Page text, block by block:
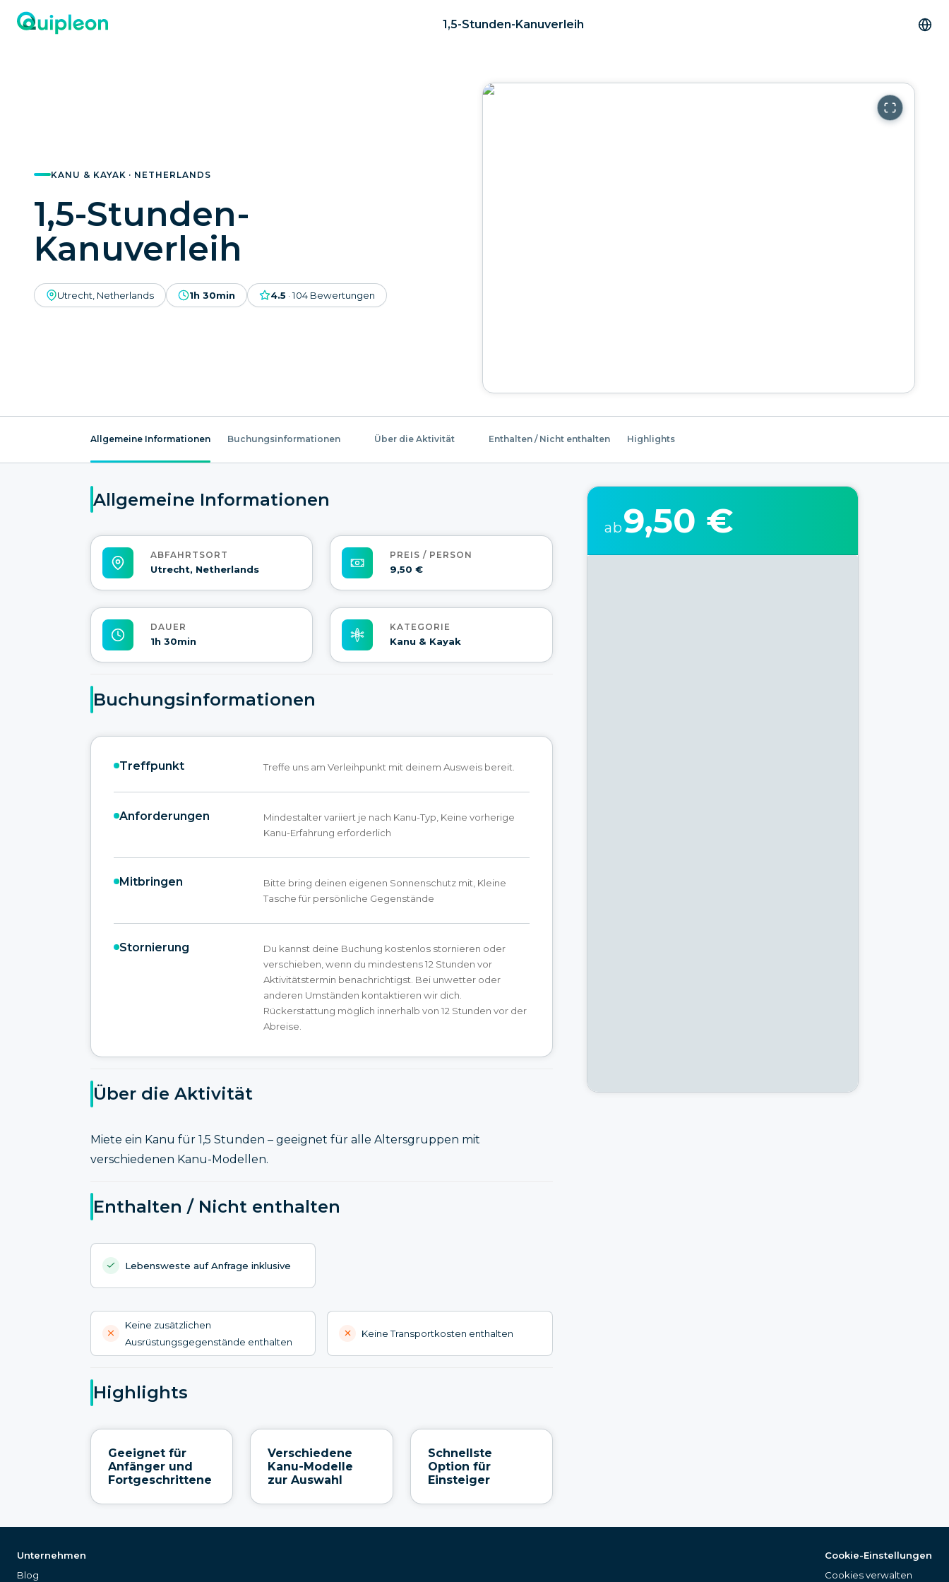
1,5-Stunden-Kanuverleih
KANU & KAYAK · NETHERLANDS
1,5-Stunden-
Kanuverleih
Utrecht, Netherlands 1h 30min 4.5 ·104 Bewertungen
Allgemeine Informationen Buchungsinformationen Über die Aktivität Enthalten / Nicht enthalten Highlights
Allgemeine Informationen
ABFAHRTSORT
Utrecht, Netherlands
PREIS / PERSON
9,50 €
DAUER
1h 30min
KATEGORIE
Kanu & Kayak
Buchungsinformationen
Treffpunkt Treffe uns am Verleihpunkt mit deinem Ausweis bereit.
Anforderungen
Mindestalter variiert je nach Kanu-Typ, Keine vorherige
Kanu-Erfahrung erforderlich
Mitbringen
Bitte bring deinen eigenen Sonnenschutz mit, Kleine
Tasche für persönliche Gegenstände
Stornierung
Du kannst deine Buchung kostenlos stornieren oder
verschieben, wenn du mindestens 12 Stunden vor
Aktivitätstermin benachrichtigst. Bei unwetter oder
anderen Umständen kontaktieren wir dich.
Rückerstattung möglich innerhalb von 12 Stunden vor der
Abreise.
Über die Aktivität
Miete ein Kanu für 1,5 Stunden – geeignet für alle Altersgruppen mit
verschiedenen Kanu-Modellen.
Enthalten / Nicht enthalten
Lebensweste auf Anfrage inklusive
Keine zusätzlichen
Ausrüstungsgegenstände enthalten
Keine Transportkosten enthalten
Highlights
Geeignet für
Anfänger und
Fortgeschrittene
Verschiedene
Kanu-Modelle
zur Auswahl
Schnellste
Option für
Einsteiger
ab9,50 €
Unternehmen
Blog
Cookie-Einstellungen
Cookies verwalten